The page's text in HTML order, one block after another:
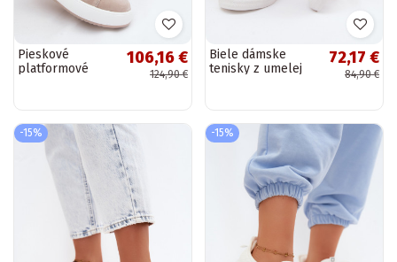
Pieskové
platformové
106,16 €
124,90 €
Biele dámske
tenisky z umelej
72,17 €
84,90 €
-15% -15%